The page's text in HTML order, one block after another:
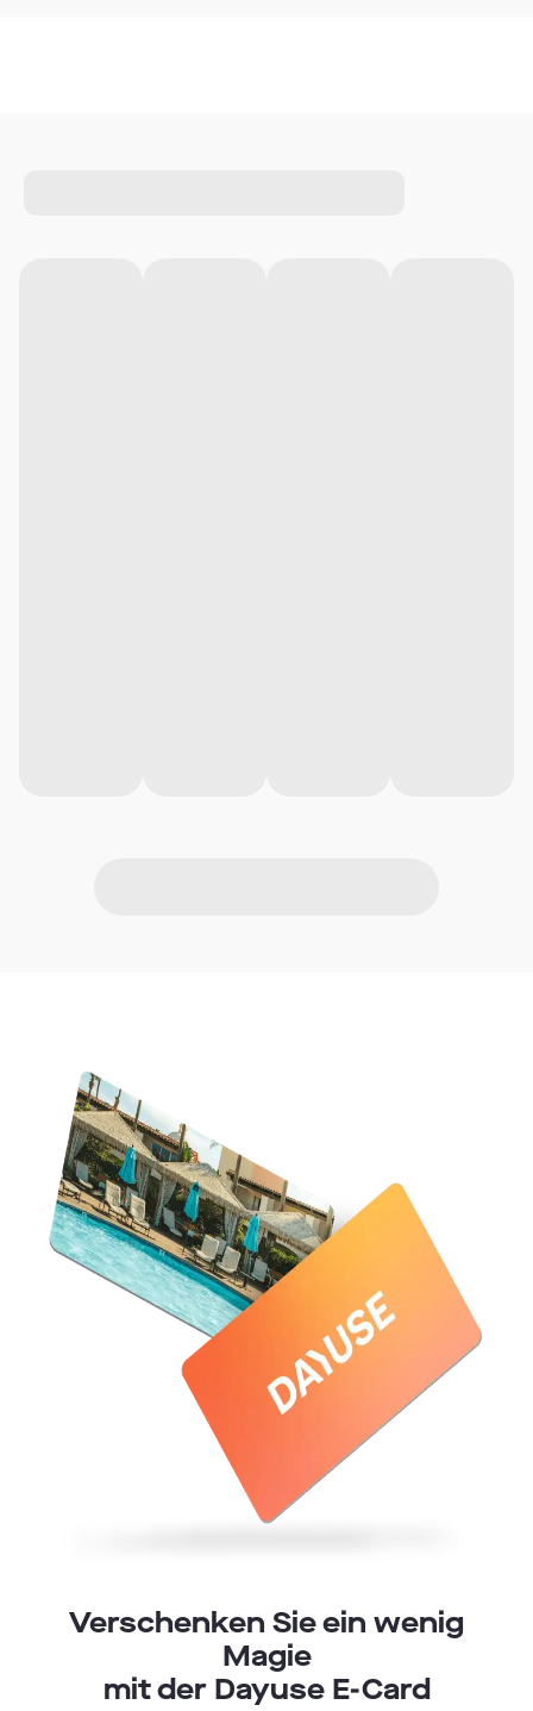
Verschenken Sie ein wenig
Magie
mit der Dayuse E-Card